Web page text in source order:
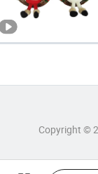
Copyright ©